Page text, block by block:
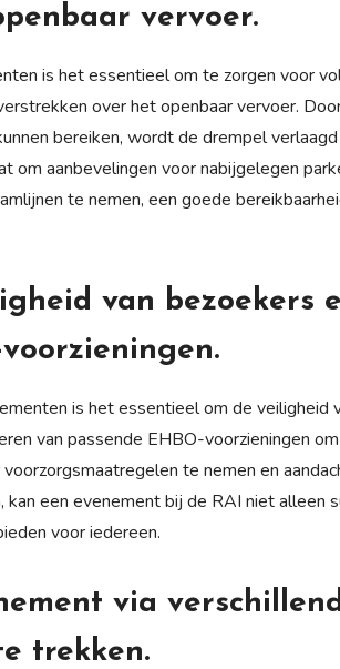
vervoer.
is het essentieel om te zorgen voor
over het openbaar vervoer.
bereiken, wordt de drempel
om aanbevelingen voor nabijgelegen
te nemen, een goede
van bezoekers
is het essentieel om de veiligheid
van passende EHBO-voorzieningen
te nemen en
kan een evenement bij de RAI niet alleen
voor iedereen.
via
trekken.